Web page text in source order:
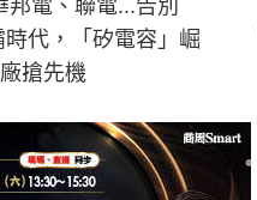
邦電、聯電...告別
代，「矽電容」崛
搶先機